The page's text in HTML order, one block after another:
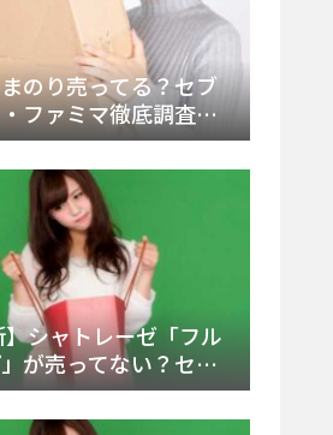
のり売ってる？セブ
ファミマ徹底調査！
Amazon楽天で買う方
】シャトレーゼ「フル
が売ってない？セブ
理由と代替アイスを